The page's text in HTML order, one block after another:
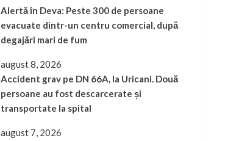
Alertă în Deva: Peste 300 de persoane
evacuate dintr-un centru comercial, după
degajări mari de fum
august 8, 2026
Accident grav pe DN 66A, la Uricani. Două
persoane au fost descarcerate și
transportate la spital
august 7, 2026